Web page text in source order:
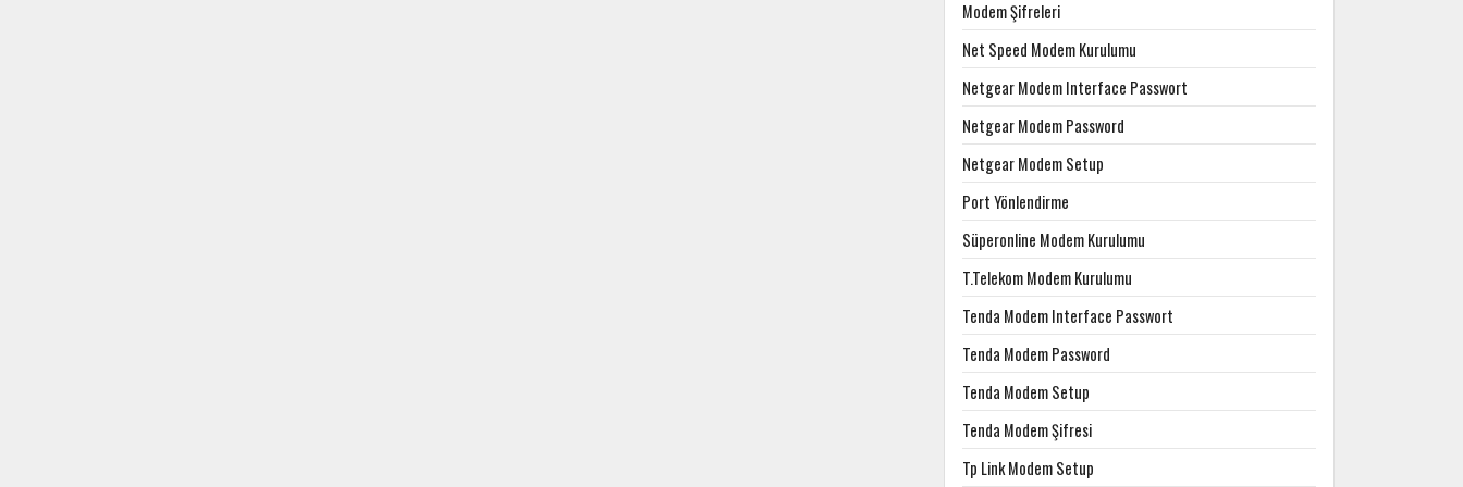
Modem Şifreleri
Net Speed Modem Kurulumu
Netgear Modem Interface Passwort
Netgear Modem Password
Netgear Modem Setup
Port Yönlendirme
Süperonline Modem Kurulumu
T.Telekom Modem Kurulumu
Tenda Modem Interface Passwort
Tenda Modem Password
Tenda Modem Setup
Tenda Modem Şifresi
Tp Link Modem Setup